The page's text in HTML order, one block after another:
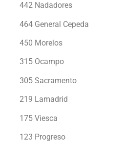
442 Nadadores
464 General Cepeda
450 Morelos
315 Ocampo
305 Sacramento
219 Lamadrid
175 Viesca
123 Progreso